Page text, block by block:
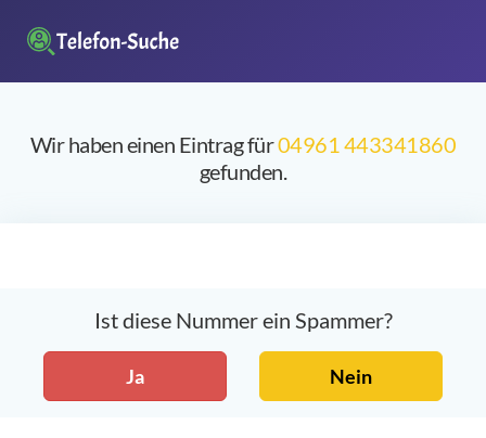
Wir haben einen Eintrag für04961 443341860
gefunden.
Ist diese Nummer ein Spammer?
Ja Nein